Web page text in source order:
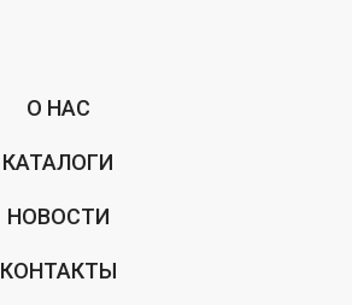
О НАС
КАТАЛОГИ
НОВОСТИ
КОНТАКТЫ